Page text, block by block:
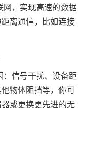
网，实现高速的数据
离通信，比如连接
信号干扰、设备距
物体阻挡等，你可
或更换更先进的无